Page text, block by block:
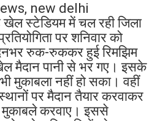
new delhi
खेल स्टेडियम में चल रही जिला
पर शनिवार को
रुक-रुककर हुई रिमझिम
मैदान पानी से भर गए। इसके
मुकाबला नहीं हो सका। वहीं
पर मैदान तैयार करवाकर
करवाए। इससे